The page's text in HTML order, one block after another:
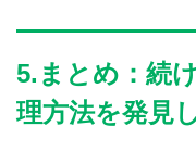
5.まとめ：続
理方法を発見